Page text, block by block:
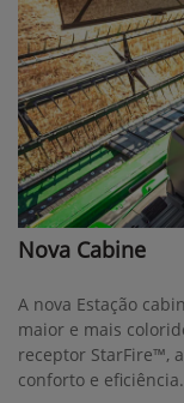
Nova Cabine
A nova Estação
maior e mais
receptor StarFire™,
conforto e eficiência.